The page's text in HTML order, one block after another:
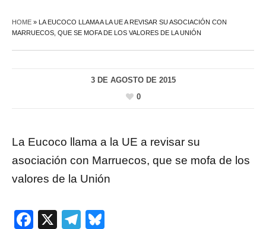
HOME » LA EUCOCO LLAMA A LA UE A REVISAR SU ASOCIACIÓN CON
MARRUECOS, QUE SE MOFA DE LOS VALORES DE LA UNIÓN
3 DE AGOSTO DE 2015
0
La Eucoco llama a la UE a revisar su
asociación con Marruecos, que se mofa de los
valores de la Unión
Facebook
X Telegram